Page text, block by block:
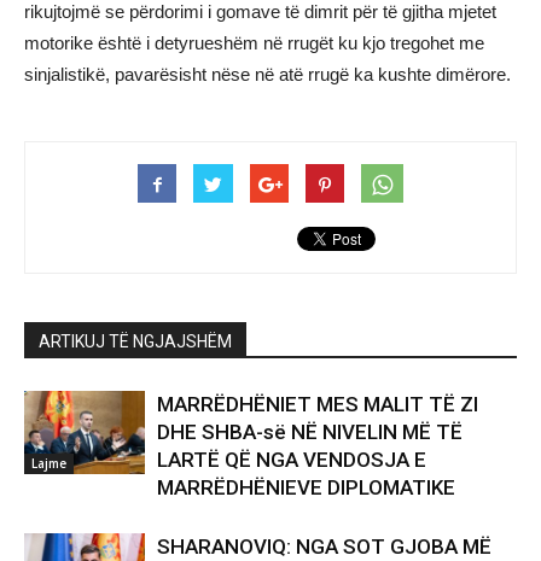
rikujtojmë se përdorimi i gomave të dimrit për të gjitha mjetet
motorike është i detyrueshëm në rrugët ku kjo tregohet me
sinjalistikë, pavarësisht nëse në atë rrugë ka kushte dimërore.
ARTIKUJ TË NGJAJSHËM
Lajme
MARRËDHËNIET MES MALIT TË ZI
DHE SHBA-së NË NIVELIN MË TË
LARTË QË NGA VENDOSJA E
MARRËDHËNIEVE DIPLOMATIKE
SHARANOVIQ: NGA SOT GJOBA MË